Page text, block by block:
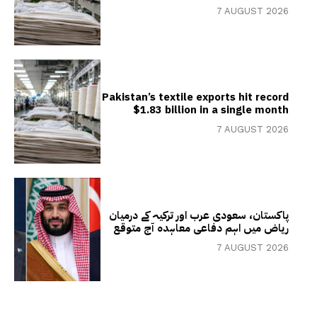
7 AUGUST 2026
Pakistan’s textile exports hit record
$1.83 billion in a single month
7 AUGUST 2026
پاکستان، سعودی عرب اور ترکیہ کے درمیان
ریاض میں اہم دفاعی معاہدہ آج متوقع
7 AUGUST 2026